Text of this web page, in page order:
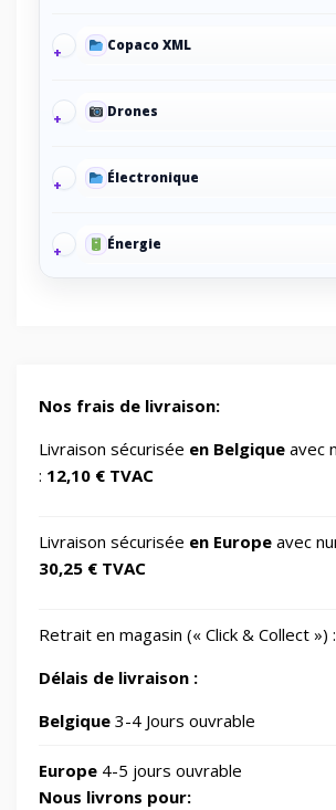
Copaco XML
Drones
Électronique
Énergie
GSM Accessories/Tempered
screen protectors/For
IT Accessories/Monitor stands
Jardin
Jouets
Nos frais de livraison:
Livraison sécurisée en Belgique avec
: 12,10 € TVAC
Livraison sécurisée en Europe avec
30,25 € TVAC
Retrait en magasin (« Click & Collect ») :
Délais de livraison :
Belgique 3-4 Jours ouvrable
Europe 4-5 jours ouvrable
Nous livrons pour: